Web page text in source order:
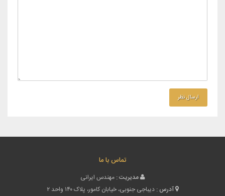
تماس با ما
مدیریت : مهندس ایرانی
آدرس : دیباجی جنوبی، خیابان کامور، پلاک ۱۴۰ واحد ۲